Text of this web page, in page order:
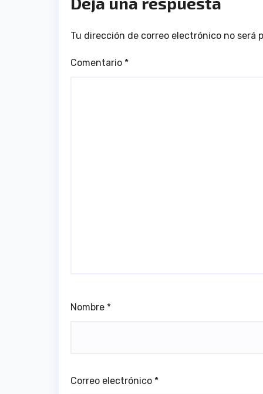
Tu dirección de correo electrónico no será
Comentario *
Nombre *
Correo electrónico *